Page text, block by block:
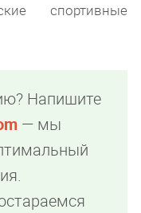
спортивные
Напишите
— мы